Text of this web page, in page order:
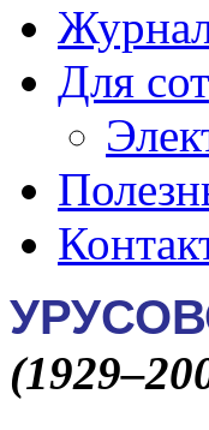
Для